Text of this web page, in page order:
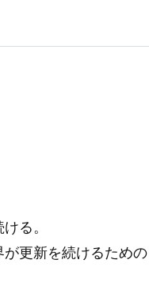
る。
更新を続けるため